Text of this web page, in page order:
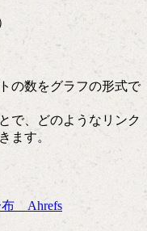
の数をグラフの形式で
で、どのようなリンク
ます。